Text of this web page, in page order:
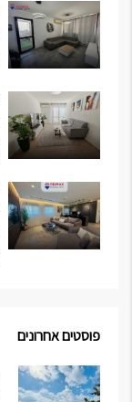
פוסטים אחרונים